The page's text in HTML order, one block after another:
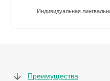
Индивидуальная
Преимущества